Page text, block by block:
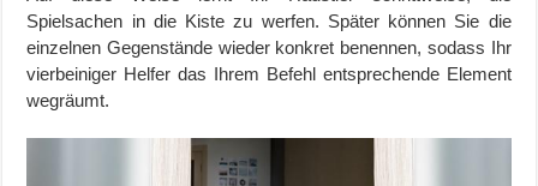
Spielsachen in die Kiste zu werfen. Später können Sie die
einzelnen Gegenstände wieder konkret benennen, sodass Ihr
vierbeiniger Helfer das Ihrem Befehl entsprechende Element
wegräumt.